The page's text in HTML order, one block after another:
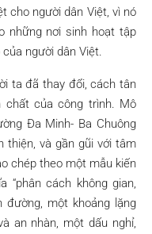
cho người dân Việt, vì nó
những nơi sinh hoạt tập
người dân Việt.
ta đã thay đổi, cách tân
chất của công trình. Mô
Đa Minh- Ba Chuông
và gần gũi với tâm
chép theo một mẫu kiến
“phân cách không gian,
một khoảng lặng
an nhàn, một dấu nghỉ,